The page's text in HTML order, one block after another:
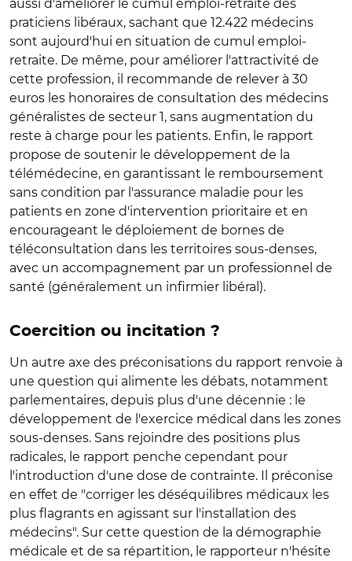
aussi d'améliorer le cumul emploi-retraite des
praticiens libéraux, sachant que 12.422 médecins
sont aujourd'hui en situation de cumul emploi-
retraite. De même, pour améliorer l'attractivité de
cette profession, il recommande de relever à 30
euros les honoraires de consultation des médecins
généralistes de secteur 1, sans augmentation du
reste à charge pour les patients. Enfin, le rapport
propose de soutenir le développement de la
télémédecine, en garantissant le remboursement
sans condition par l'assurance maladie pour les
patients en zone d'intervention prioritaire et en
encourageant le déploiement de bornes de
téléconsultation dans les territoires sous-denses,
avec un accompagnement par un professionnel de
santé (généralement un infirmier libéral).
Coercition ou incitation ?
Un autre axe des préconisations du rapport renvoie à
une question qui alimente les débats, notamment
parlementaires, depuis plus d'une décennie : le
développement de l'exercice médical dans les zones
sous-denses. Sans rejoindre des positions plus
radicales, le rapport penche cependant pour
l'introduction d'une dose de contrainte. Il préconise
en effet de "corriger les déséquilibres médicaux les
plus flagrants en agissant sur l'installation des
médecins". Sur cette question de la démographie
médicale et de sa répartition, le rapporteur n'hésite